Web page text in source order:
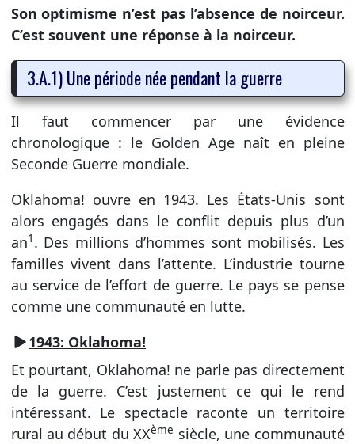
Son optimisme n’est pas l’absence de noirceur.
C’est souvent une réponse à la noirceur.
3.A.1) Une période née pendant la guerre
Il faut commencer par une évidence
chronologique : le Golden Age naît en pleine
Seconde Guerre mondiale.
Oklahoma! ouvre en 1943. Les États-Unis sont
alors engagés dans le conflit depuis plus d’un
an1 . Des millions d’hommes sont mobilisés. Les
familles vivent dans l’attente. L’industrie tourne
au service de l’effort de guerre. Le pays se pense
comme une communauté en lutte.
1943: Oklahoma!
Et pourtant, Oklahoma! ne parle pas directement
de la guerre. C’est justement ce qui le rend
intéressant. Le spectacle raconte un territoire
rural au début du XXème siècle, une communauté